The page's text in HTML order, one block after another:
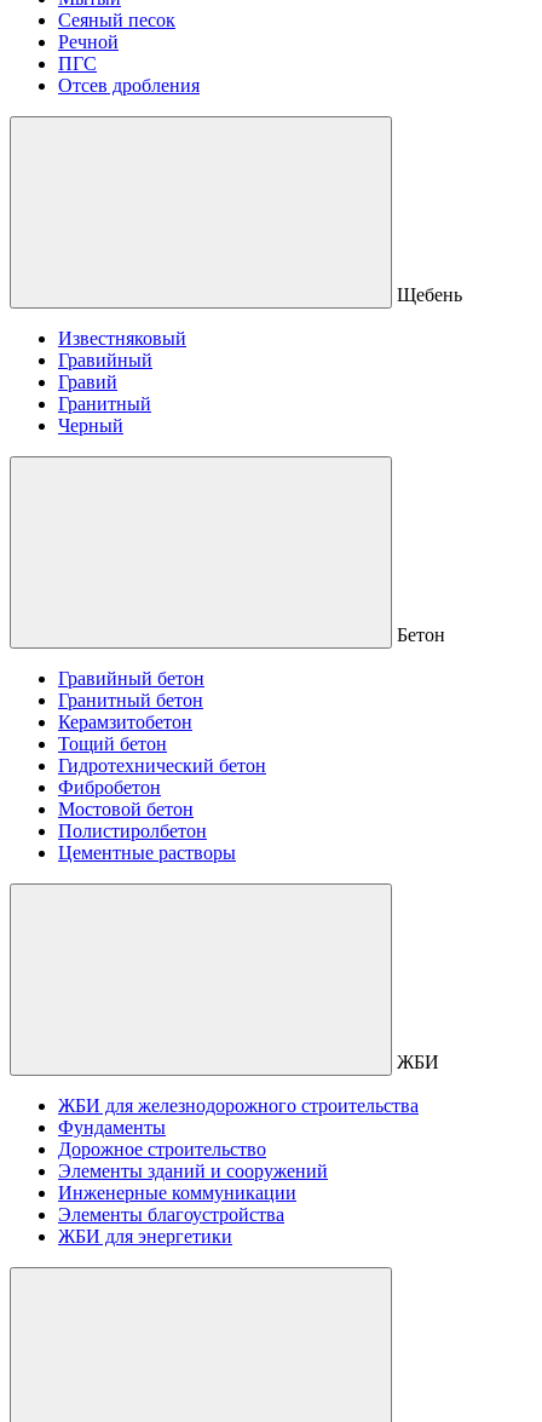
Сеяный песок
Речной
ПГС
Отсев дробления
Щебень
Известняковый
Гравийный
Гравий
Гранитный
Черный
Бетон
Гравийный бетон
Гранитный бетон
Керамзитобетон
Тощий бетон
Гидротехнический бетон
Фибробетон
Мостовой бетон
Полистиролбетон
Цементные растворы
ЖБИ
ЖБИ для железнодорожного строительства
Фундаменты
Дорожное строительство
Элементы зданий и сооружений
Инженерные коммуникации
Элементы благоустройства
ЖБИ для энергетики